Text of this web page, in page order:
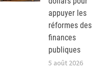
appuyer les
réformes des
finances
publiques
5 août 2026